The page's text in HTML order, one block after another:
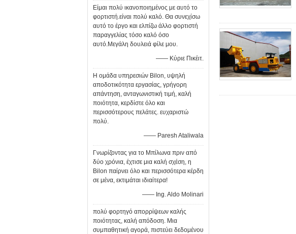
Είμαι πολύ ικανοποιημένος με αυτό το
φορτιστή.είναι πολύ καλό. Θα συνεχίσω
αυτό το έργο και ελπίζω άλλο φορτιστή
παραγγελίας τόσο καλό όσο
αυτό.Μεγάλη δουλειά φίλε μου.
—— Κύριε Πικέιτ.
Η ομάδα υπηρεσιών Bilon, υψηλή
αποδοτικότητα εργασίας, γρήγορη
απάντηση, ανταγωνιστική τιμή, καλή
ποιότητα, κερδίστε όλο και
περισσότερους πελάτες. ευχαριστώ
πολύ.
—— Paresh Ataliwala
Γνωρίζοντας για το Μπίλωνα πριν από
δύο χρόνια, έχτισε μια καλή σχέση, η
Bilon παίρνει όλο και περισσότερα κέρδη
σε μένα, εκτιμάται ιδιαίτερα!
—— Ing. Aldo Molinari
πολύ φορτηγό απορρίψεων καλής
ποιότητας, καλή απόδοση. Μια
συμπαθητική αγορά, πιστεύει δεδομένου